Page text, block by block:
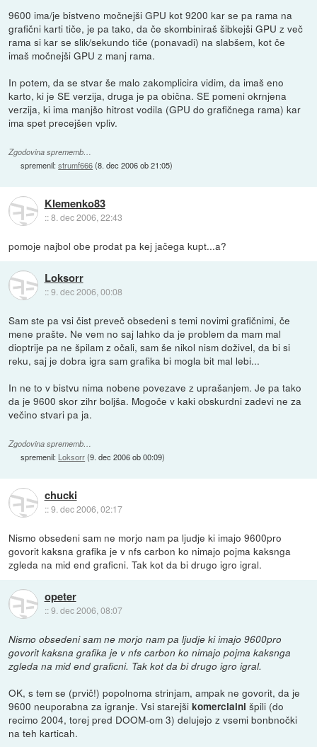
9600 ima/je bistveno močnejši GPU kot 9200 kar se pa rama na
grafični karti tiče, je pa tako, da če skombiniraš šibkejši GPU z več
rama si kar se slik/sekundo tiče (ponavadi) na slabšem, kot če
imaš močnejši GPU z manj rama.
In potem, da se stvar še malo zakomplicira vidim, da imaš eno
karto, ki je SE verzija, druga je pa obična. SE pomeni okrnjena
verzija, ki ima manjšo hitrost vodila (GPU do grafičnega rama) kar
ima spet precejšen vpliv.
Zgodovina sprememb…
spremenil:strumf666(8. dec 2006 ob 21:05)
Klemenko83
::8. dec 2006, 22:43
pomoje najbol obe prodat pa kej jačega kupt...a?
Loksorr
::9. dec 2006, 00:08
Sam ste pa vsi čist preveč obsedeni s temi novimi grafičnimi, če
mene prašte. Ne vem no saj lahko da je problem da mam mal
dioptrije pa ne špilam z očali, sam še nikol nism doživel, da bi si
reku, saj je dobra igra sam grafika bi mogla bit mal lebi...
In ne to v bistvu nima nobene povezave z uprašanjem. Je pa tako
da je 9600 skor zihr boljša. Mogoče v kaki obskurdni zadevi ne za
večino stvari pa ja.
Zgodovina sprememb…
spremenil: Loksorr(9. dec 2006 ob 00:09)
chucki
::9. dec 2006, 02:17
Nismo obsedeni sam ne morjo nam pa ljudje ki imajo 9600pro
govorit kaksna grafika je v nfs carbon ko nimajo pojma kaksnga
zgleda na mid end graficni. Tak kot da bi drugo igro igral.
opeter
::9. dec 2006, 08:07
Nismo obsedeni sam ne morjo nam pa ljudje ki imajo 9600pro
govorit kaksna grafika je v nfs carbon ko nimajo pojma kaksnga
zgleda na mid end graficni. Tak kot da bi drugo igro igral.
OK, s tem se (prvič!) popolnoma strinjam, ampak ne govorit, da je
9600 neuporabna za igranje. Vsi starejšikomercialni špili (do
recimo 2004, torej pred DOOM-om 3) delujejo z vsemi bonbnočki
na teh karticah.